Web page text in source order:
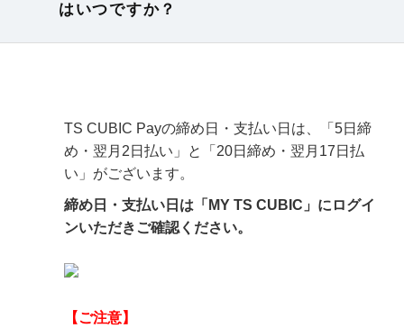
はいつですか？
TS CUBIC Payの締め日・支払い日は、「5日締
め・翌月2日払い」と「20日締め・翌月17日払
い」がございます。
締め日・支払い日は「MY TS CUBIC」にログイ
ンいただきご確認ください。
【ご注意】